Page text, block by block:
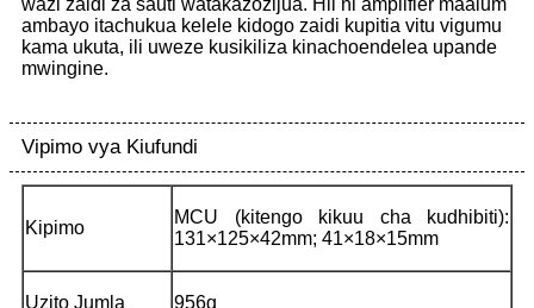
wazi zaidi za sauti watakazozijua. Hii ni amplifier maalum
ambayo itachukua kelele kidogo zaidi kupitia vitu vigumu
kama ukuta, ili uweze kusikiliza kinachoendelea upande
mwingine.
Vipimo vya Kiufundi
Kipimo
MCU (kitengo kikuu cha kudhibiti):
131×125×42mm; 41×18×15mm
Uzito Jumla 956g